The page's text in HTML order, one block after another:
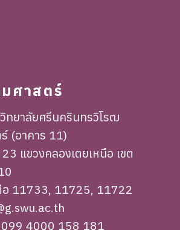
ศาสตร์
ทยาลัยศรีนครินทรวิโรฒ
(อาคาร 11)
แขวงคลองเตยเหนือ เขต
11733, 11725, 11722
099 4000 158 181